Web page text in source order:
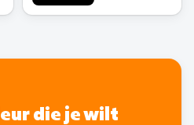
die je wilt